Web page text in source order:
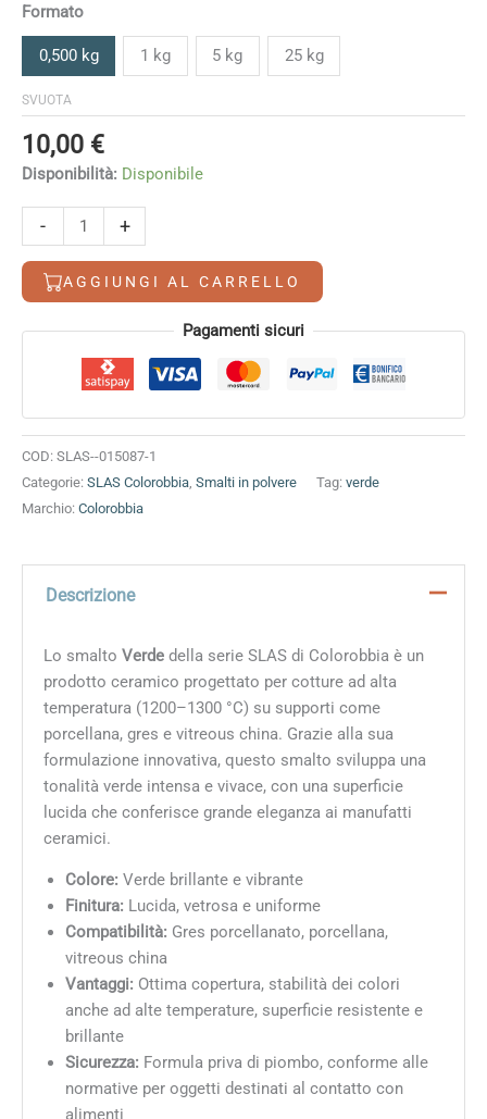
Formato
0,500 kg 1 kg 5 kg 25 kg
SVUOTA
10,00 €
Disponibilità: Disponibile
-
quantità
+
AGGIUNGI AL CARRELLO
Alternative: Pagamenti sicuri
COD: SLAS--015087-1
Categorie: SLAS Colorobbia Smalti in polvere Tag: verde
Marchio: Colorobbia
Descrizione
Lo smalto Verdedella serie SLAS di Colorobbia è un
prodotto ceramico progettato per cotture ad alta
temperatura (1200–1300 °C) su supporti come
porcellana, gres e vitreous china. Grazie alla sua
formulazione innovativa, questo smalto sviluppa una
tonalità verde intensa e vivace, con una superficie
lucida che conferisce grande eleganza ai manufatti
ceramici.
Colore: Verde brillante e vibrante
Finitura: Lucida, vetrosa e uniforme
Compatibilità: Gres porcellanato, porcellana,
vitreous china
Vantaggi: Ottima copertura, stabilità dei colori
anche ad alte temperature, superficie resistente e
brillante
Sicurezza: Formula priva di piombo, conforme alle
normative per oggetti destinati al contatto con